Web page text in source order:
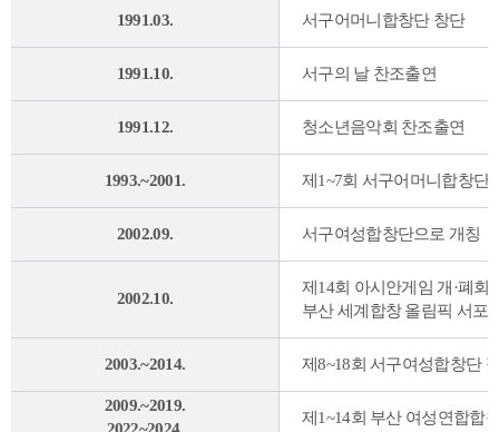
1991.03. 서구어머니합창단 창단
1991.10. 서구의 날 찬조출연
1991.12. 청소년음악회 찬조출연
1993.~2001. 제1~7회 서구어머니합창단
2002.09. 서구여성합창단으로 개칭
2002.10.
제14회 아시안게임 개·폐회
부산 세계합창 올림픽 서포
2003.~2014. 제8~18회 서구여성합창단
2009.~2019.
제1~14회 부산 여성연합합